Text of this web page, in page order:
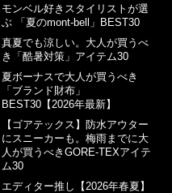
モンベル好きスタイリストが選
ぶ 「夏のmont-bell」BEST30
真夏でも涼しい。大人が買うべ
き「酷暑対策」アイテム30
夏ボーナスで大人が買うべき
「ブランド財布」
BEST30【2026年最新】
【ゴアテックス】防水アウター
にスニーカーも。梅雨までに大
人が買うべきGORE-TEXアイテ
ム30
エディター推し【2026年春夏】